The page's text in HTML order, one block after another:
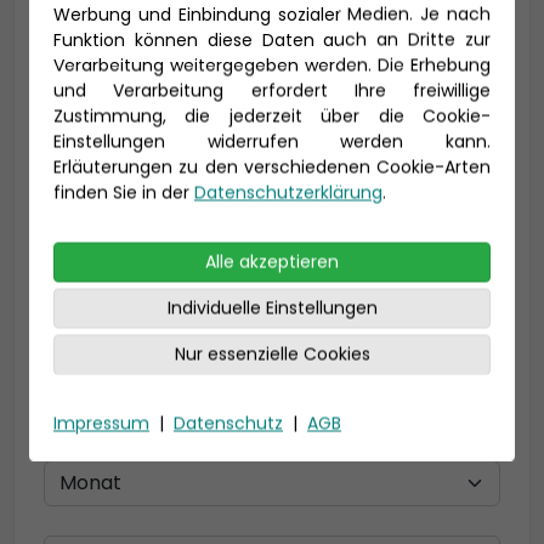
Vorname * Nachname *
E-Mail *
Telefon *
Geburtsdatum
Werbung und Einbindung sozialer Medien. Je nach
Funktion können diese Daten auch an Dritte zur
Verarbeitung weitergegeben werden. Die Erhebung
und Verarbeitung erfordert Ihre freiwillige
Zustimmung, die jederzeit über die Cookie-
Einstellungen widerrufen werden kann.
Erläuterungen zu den verschiedenen Cookie-Arten
finden Sie in der Datenschutzerklärung.
Alle akzeptieren
Individuelle Einstellungen
Nur essenzielle Cookies
Impressum | Datenschutz | AGB